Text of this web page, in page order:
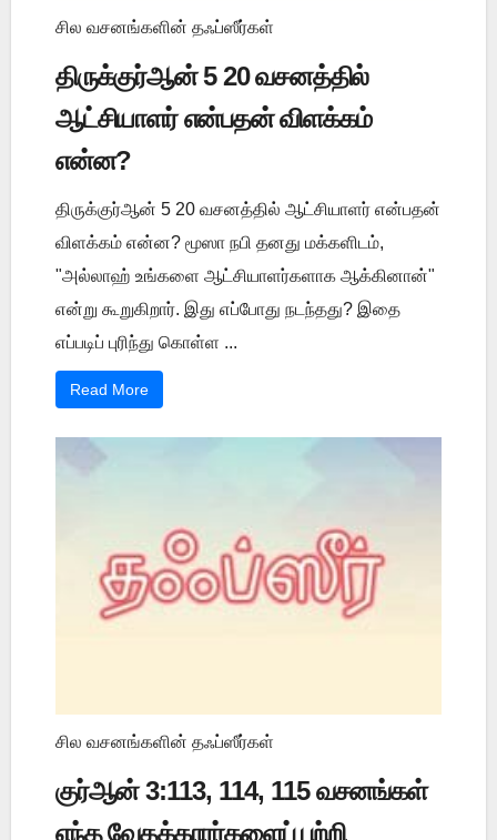
சில வசனங்களின் தஃப்ஸீர்கள்
திருக்குர்ஆன் 5 20 வசனத்தில்
ஆட்சியாளர் என்பதன் விளக்கம்
என்ன?
திருக்குர்ஆன் 5 20 வசனத்தில் ஆட்சியாளர் என்பதன்
விளக்கம் என்ன? மூஸா நபி தனது மக்களிடம்,
"அல்லாஹ் உங்களை ஆட்சியாளர்களாக ஆக்கினான்"
என்று கூறுகிறார். இது எப்போது நடந்தது? இதை
எப்படிப் புரிந்து கொள்ள ...
Read More
சில வசனங்களின் தஃப்ஸீர்கள்
குர்ஆன் 3:113, 114, 115 வசனங்கள்
எந்த வேதக்காரர்களைப் பற்றி